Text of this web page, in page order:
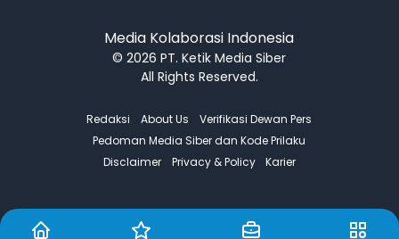
Media Kolaborasi Indonesia
© 2026 PT. Ketik Media Siber
All Rights Reserved.
Redaksi About Us
Verifikasi Dewan Pers
Pedoman Media Siber dan Kode Prilaku
Disclaimer
Privacy & Policy Karier